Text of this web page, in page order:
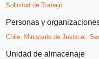
Solicitud de Trabajo
Personas y
Chile. Ministerio de Justicial.
Unidad de almacenaje